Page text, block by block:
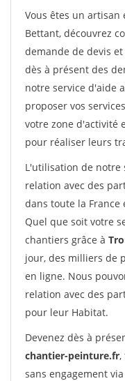
Vous êtes un artisan
Bettant, découvrez
demande de devis
dès à présent des
notre service d'aide
proposer vos
votre zone d'activité
pour réaliser leurs
L'utilisation de notre
relation avec des
dans toute la France
Quel que soit votre
chantiers grâce à
jour, des milliers de
en ligne. Nous
relation avec des
pour leur Habitat.
Devenez dès à
chantier-peinture.fr,
sans engagement